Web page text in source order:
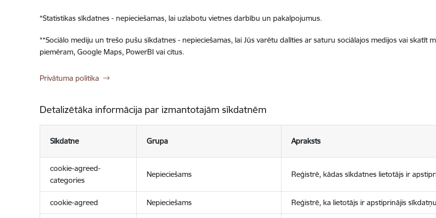
*Statistikas sīkdatnes - nepieciešamas, lai uzlabotu vietnes darbību un pakalpojumus.
**Sociālo mediju un trešo pušu sīkdatnes - nepieciešamas, lai Jūs varētu dalīties ar saturu sociālajos medijos vai skatīt
piemēram, Google Maps, PowerBI vai citus.
Privātuma politika
Detalizētāka informācija par izmantotajām sīkdatnēm
Sīkdatne Grupa Apraksts
cookie-agreed-
categories
Nepieciešams Reģistrē, kādas sīkdatnes lietotājs ir
cookie-agreed Nepieciešams Reģistrē, ka lietotājs ir apstiprinājis